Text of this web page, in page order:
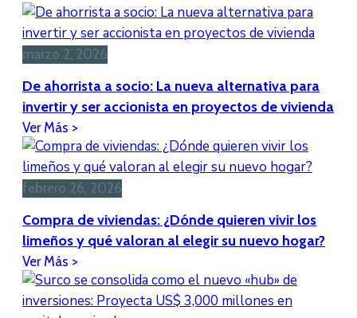
marzo 2, 2026
De ahorrista a socio: La nueva alternativa para
invertir y ser accionista en proyectos de vivienda
febrero 26, 2026
Compra de viviendas: ¿Dónde quieren vivir los
limeños y qué valoran al elegir su nuevo hogar?